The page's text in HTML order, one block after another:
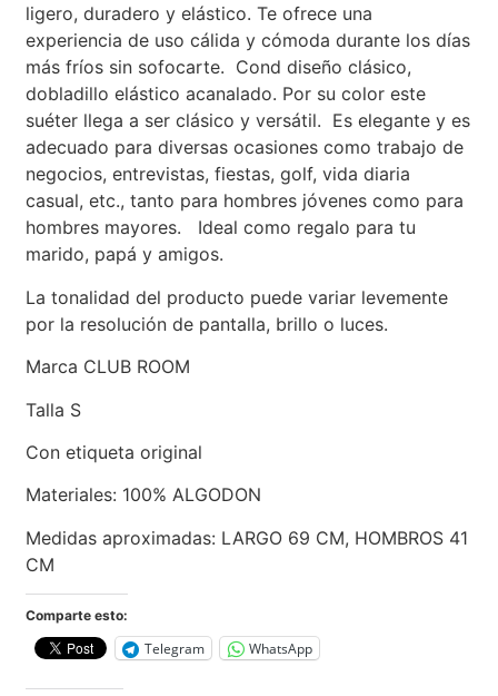
ligero, duradero y elástico. Te ofrece una
experiencia de uso cálida y cómoda durante los días
más fríos sin sofocarte. Cond diseño clásico,
dobladillo elástico acanalado. Por su color este
suéter llega a ser clásico y versátil. Es elegante y es
adecuado para diversas ocasiones como trabajo de
negocios, entrevistas, fiestas, golf, vida diaria
casual, etc., tanto para hombres jóvenes como para
hombres mayores. Ideal como regalo para tu
marido, papá y amigos.
La tonalidad del producto puede variar levemente
por la resolución de pantalla, brillo o luces.
Marca CLUB ROOM
Talla S
Con etiqueta original
Materiales: 100% ALGODON
Medidas aproximadas: LARGO 69 CM, HOMBROS 41
CM
Comparte esto:
Telegram WhatsApp